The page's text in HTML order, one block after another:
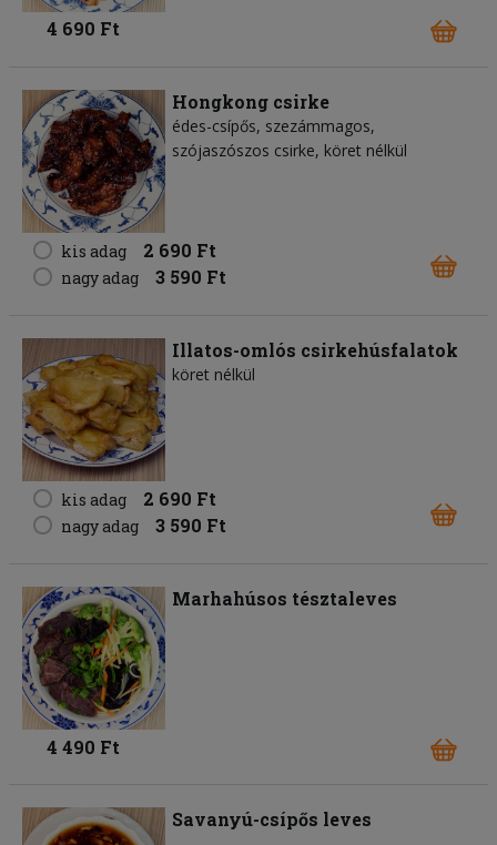
4 690 Ft
Hongkong csirke
édes-csípős, szezámmagos,
szójaszószos csirke, köret nélkül
kis adag 2 690 Ft
nagy adag 3 590 Ft
Illatos-omlós csirkehúsfalatok
köret nélkül
kis adag 2 690 Ft
nagy adag 3 590 Ft
Marhahúsos tésztaleves
4 490 Ft
Savanyú-csípős leves